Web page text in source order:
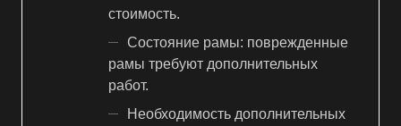
стоимость.
Состояние рамы: поврежденные
рамы требуют дополнительных
работ.
Необходимость дополнительных